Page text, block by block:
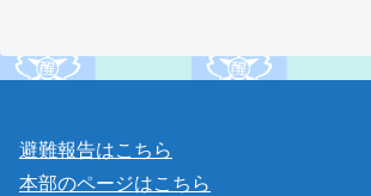
避難報告はこちら
本部のページはこちら